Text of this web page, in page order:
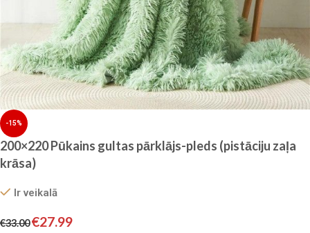
-15%
200×220 Pūkains gultas pārklājs-pleds (pistāciju zaļa
krāsa)
Ir veikalā
€33.00€27.99